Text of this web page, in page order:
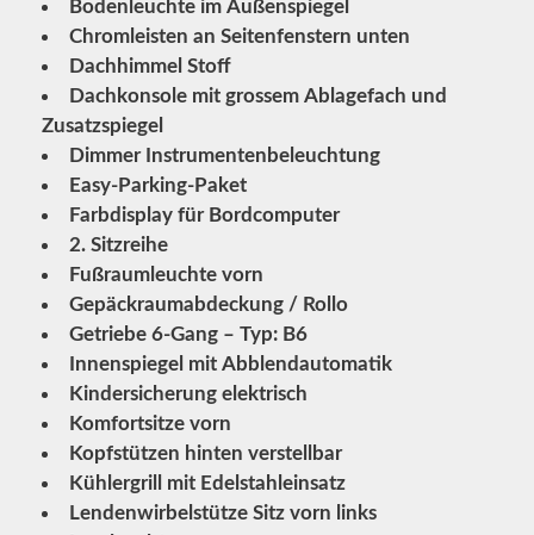
Bodenleuchte im Außenspiegel
Chromleisten an Seitenfenstern unten
Dachhimmel Stoff
Dachkonsole mit grossem Ablagefach und
Zusatzspiegel
Dimmer Instrumentenbeleuchtung
Easy-Parking-Paket
Farbdisplay für Bordcomputer
2. Sitzreihe
Fußraumleuchte vorn
Gepäckraumabdeckung / Rollo
Getriebe 6-Gang – Typ: B6
Innenspiegel mit Abblendautomatik
Kindersicherung elektrisch
Komfortsitze vorn
Kopfstützen hinten verstellbar
Kühlergrill mit Edelstahleinsatz
Lendenwirbelstütze Sitz vorn links